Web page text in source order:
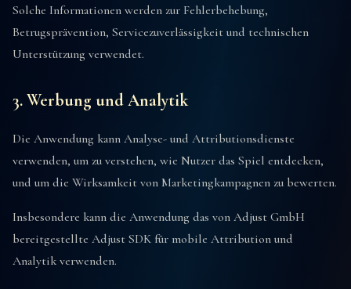
Solche Informationen werden zur Fehlerbehebung,
Betrugsprävention, Servicezuverlässigkeit und technischen
Unterstützung verwendet.
3. Werbung und Analytik
Die Anwendung kann Analyse- und Attributionsdienste
verwenden, um zu verstehen, wie Nutzer das Spiel entdecken,
und um die Wirksamkeit von Marketingkampagnen zu bewerten.
Insbesondere kann die Anwendung das von Adjust GmbH
bereitgestellte Adjust SDK für mobile Attribution und
Analytik verwenden.